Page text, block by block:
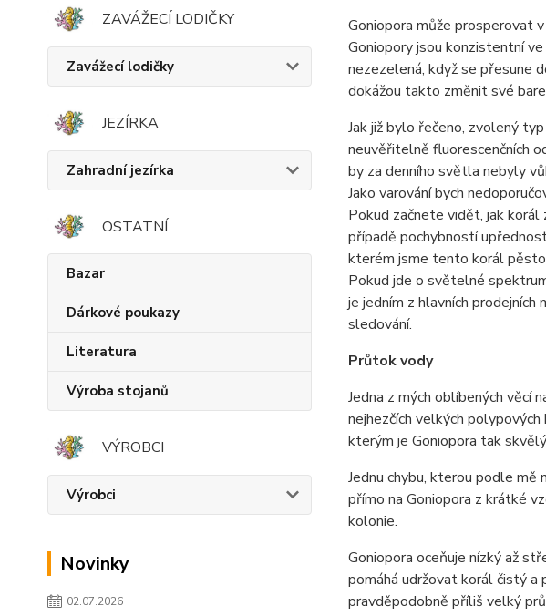
ZAVÁŽECÍ LODIČKY
Zavážecí lodičky
JEZÍRKA
Zahradní jezírka
OSTATNÍ
Bazar
Dárkové poukazy
Literatura
Výroba stojanů
VÝROBCI
Výrobci
Novinky
02.07.2026
Goniopora může prosperovat
Goniopory jsou konzistentní
nezezelená, když se přesune
dokážou takto změnit své
Jak již bylo řečeno, zvolený
neuvěřitelně fluorescenčních
by za denního světla nebyly
Jako varování bych
Pokud začnete vidět, jak
případě pochybností
kterém jsme tento korál
Pokud jde o světelné
je jedním z hlavních
sledování.
Průtok vody
Jedna z mých oblíbených věcí
nejhezčích velkých
kterým je Goniopora tak
Jednu chybu, kterou podle
přímo na Goniopora z krátké
kolonie.
Goniopora oceňuje nízký až
pomáhá udržovat korál čistý
pravděpodobně příliš velký